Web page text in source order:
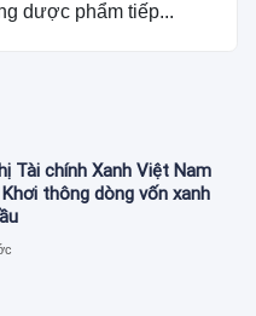
dược phẩm tiếp...
Tài chính Xanh Việt Nam
thông dòng vốn xanh